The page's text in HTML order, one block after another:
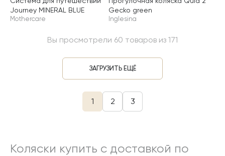
Journey MINERAL BLUE
Mothercare
Gecko green
Inglesina
Вы просмотрели 60 товаров из 171
ЗАГРУЗИТЬ ЕЩЁ
1 2 3
Коляски купить с доставкой по